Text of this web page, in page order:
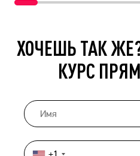
ХОЧЕШЬ ТАК
КУРС
+1